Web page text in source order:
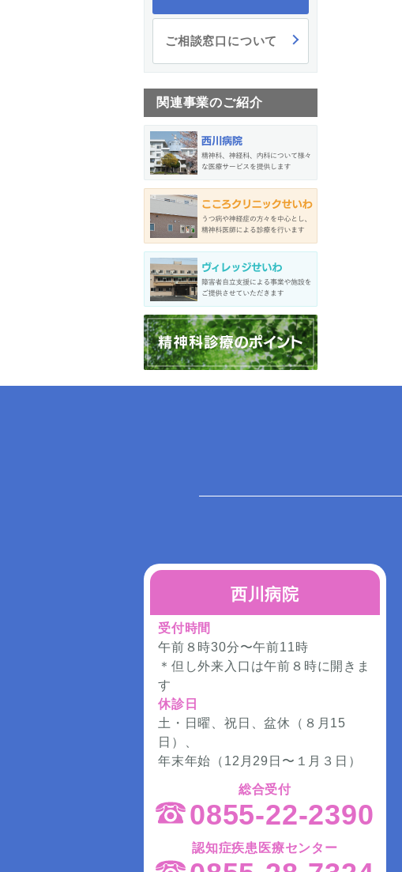
ご相談窓口について
関連事業のご紹介
西川病院
受付時間
午前８時30分〜午前11時
＊但し外来入口は午前８時に開きま
す
休診日
土・日曜、祝日、盆休（８月15
日）、
年末年始（12月29日〜１月３日）
総合受付
0855-22-2390
認知症疾患医療センター